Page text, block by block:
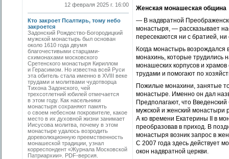
12 февраля 2025 г. 16:00
Кто закроет Псалтирь, тому небо
закроется
Задонский Рождество-Богородицкий
мужской монастырь был основан
около 1610 года двумя
благочестивыми старцами-
схимонахами московского
Сретенского монастыря Кириллом
и Герасимом. Но известна всей Руси
эта обитель стала именно в XVIII веке
трудами и молитвами чудотворца
Тихона Задонского, чей
трехсотлетний юбилей отмечается
в этом году. Как насельники
монастыря сохраняют память
о своем небесном покровителе, какое
место в их духовной жизни занимает
Иисусова молитва, почему в этом
монастыре удалось возродить
дореволюционную преемственность
монашеской традиции, узнал
корреспондент «Журнала Московской
Патриархии». PDF-версия.
Женская монашеская община
— В надвратной
монастыря, — рассказывает
пересекаются ни с братией,
Когда монастырь
монахинь, которые трудились
монашеских корпусов и
трудами и помогают по
Пожилые монахини, занятые
монастыре. Именно он дал
Предполагают, что
мужской и женский монастыри
А ко времени Екатерины II в
преобразовав в приход. В
монастыря возник запрос в
С 2007 года здесь действует
окон надвратной церкви.